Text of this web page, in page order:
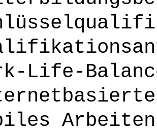
Life-
Arbeiten